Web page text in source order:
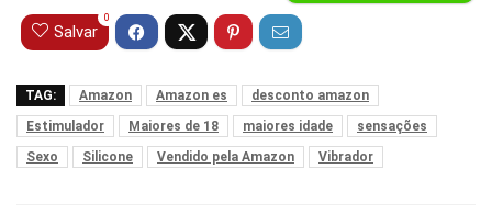
Salvar
0
TAG: Amazon Amazon es
desconto amazon
Estimulador
Maiores de 18 maiores idade
sensações
Sexo
Silicone Vendido pela Amazon Vibrador